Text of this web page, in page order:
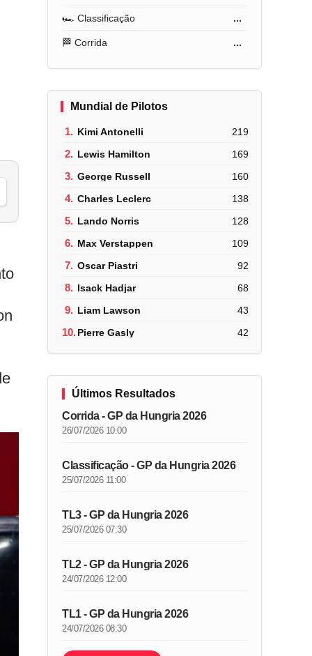
🏎️ Classificação ...
🏁 Corrida ...
Mundial de Pilotos
1. Kimi Antonelli 219
2. Lewis Hamilton 169
3. George Russell 160
4. Charles Leclerc 138
5. Lando Norris 128
6. Max Verstappen 109
7. Oscar Piastri 92
8. Isack Hadjar 68
9. Liam Lawson 43
10.Pierre Gasly 42
Últimos Resultados
Corrida - GP da Hungria 2026
26/07/2026 10:00
Classificação - GP da Hungria 2026
25/07/2026 11:00
TL3 - GP da Hungria 2026
25/07/2026 07:30
TL2 - GP da Hungria 2026
24/07/2026 12:00
TL1 - GP da Hungria 2026
24/07/2026 08:30